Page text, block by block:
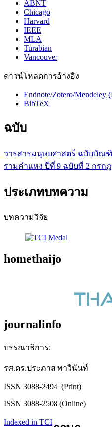
ABNT
Chicago
Harvard
IEEE
MLA
Turabian
Vancouver
ดาวน์โหลดการอ้างอิง
Endnote/Zotero/Mendeley
BibTeX
ฉบับ
วารสารมนุษยศาสตร์ ฉบับบัณ
รามคำแหง ปีที่ 9 ฉบับที่ 2 กรก
ประเภทบทความ
บทความวิจัย
homethaijo
journalinfo
บรรณาธิการ:
รศ.ดร.ประภาส พาวินันท์
ISSN 3088-2494 (Print)
ISSN 3088-2508 (Online)
Indexed in TCI